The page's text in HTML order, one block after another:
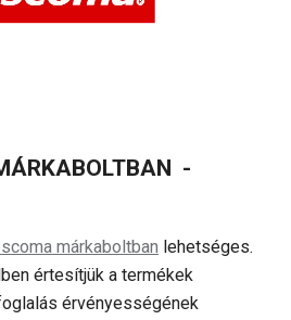
-
márkaboltban lehetséges.
értesítjük a termékek
érvényességének